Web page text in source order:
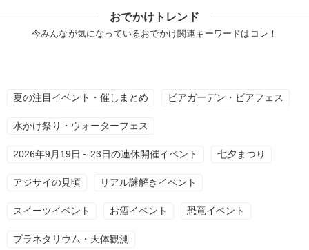
おでかけトレンド
今みんなが気になっているおでかけ関連キーワードはコレ！
夏の注目イベント・催しまとめ ビアガーデン・ビアフェス
水かけ祭り・ウォーターフェス
2026年9月19日～23日の連休開催イベント 七夕まつり
アジサイの見頃 リアル謎解きイベント
スイーツイベント お酒イベント 恐竜イベント
プラネタリウム・天体観測